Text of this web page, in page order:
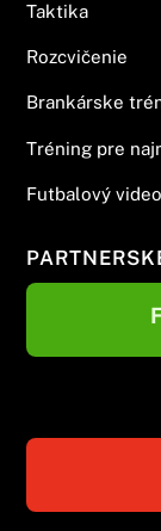
Taktika
Rozcvičenie
Brankárske
Tréning pre
Futbalový